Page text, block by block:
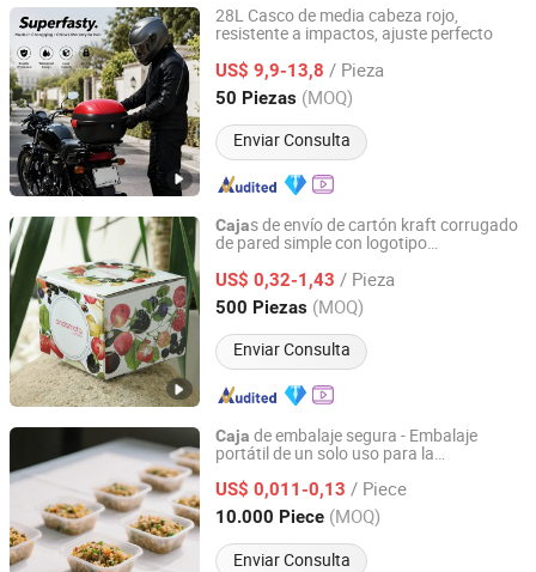
28L Casco de media cabeza rojo,
resistente a impactos, ajuste perfecto
US$ 9,9-13,8 / Pieza
50 Piezas (MOQ)
Enviar Consulta
Superfasty Precision Industry Co., Ltd.
Chongqing, China Desde 2026
Cajas de envío de cartón kraft corrugado
de pared simple con logotipo
US$ 0,32-1,43 / Pieza
500 Piezas (MOQ)
Enviar Consulta
Shanghai Forests Packaging Group Co., Ltd.
Shanghai, China Desde 2011
Caja de embalaje segura - Embalaje
portátil de un solo uso para la
US$ 0,011-0,13 / Piece
10.000 Piece (MOQ)
Enviar Consulta
Shandong Taike Environmental Protection Technology
Co., Ltd
Shandong, China Desde 2025